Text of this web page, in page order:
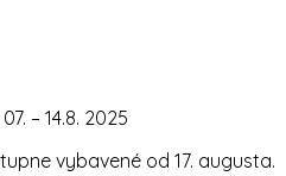
07. – 14.8. 2025
vybavené od 17. augusta.